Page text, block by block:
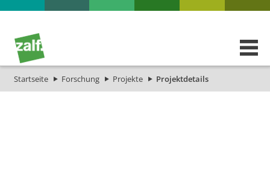
Startseite Forschung Projekte Projektdetails